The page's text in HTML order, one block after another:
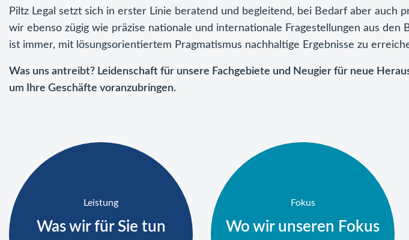
Piltz Legal setzt sich in erster Linie beratend und begleitend, bei Bedarf aber
wir ebenso zügig wie präzise nationale und internationale Fragestellungen aus
ist immer, mit lösungsorientiertem Pragmatismus nachhaltige Ergebnisse zu
Was uns antreibt? Leidenschaft für unsere Fachgebiete und Neugier für neue
um Ihre Geschäfte voranzubringen.
Leistung
Was wir für Sie tun
Fokus
Wo wir unseren Fokus